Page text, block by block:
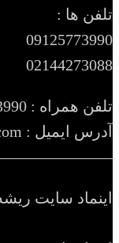
تلفن ها :
09125773990
02144273088
تلفن همراه : 09125773990
آدرس ایمیل : info@BabakTavatav.com
اینماد سایت